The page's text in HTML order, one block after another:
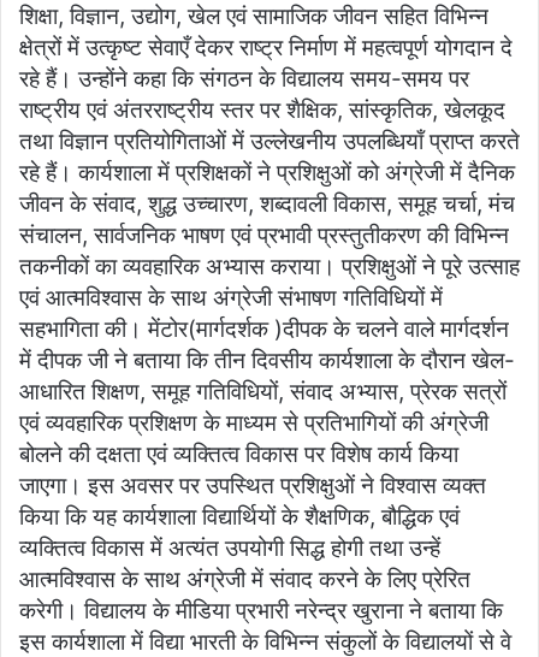
शिक्षा, विज्ञान, उद्योग, खेल एवं सामाजिक जीवन सहित विभिन्न
क्षेत्रों में उत्कृष्ट सेवाएँ देकर राष्ट्र निर्माण में महत्वपूर्ण योगदान दे
रहे हैं। उन्होंने कहा कि संगठन के विद्यालय समय-समय पर
राष्ट्रीय एवं अंतरराष्ट्रीय स्तर पर शैक्षिक, सांस्कृतिक, खेलकूद
तथा विज्ञान प्रतियोगिताओं में उल्लेखनीय उपलब्धियाँ प्राप्त करते
रहे हैं। कार्यशाला में प्रशिक्षकों ने प्रशिक्षुओं को अंग्रेजी में दैनिक
जीवन के संवाद, शुद्ध उच्चारण, शब्दावली विकास, समूह चर्चा, मंच
संचालन, सार्वजनिक भाषण एवं प्रभावी प्रस्तुतीकरण की विभिन्न
तकनीकों का व्यवहारिक अभ्यास कराया। प्रशिक्षुओं ने पूरे उत्साह
एवं आत्मविश्वास के साथ अंग्रेजी संभाषण गतिविधियों में
सहभागिता की। मेंटोर(मार्गदर्शक )दीपक के चलने वाले मार्गदर्शन
में दीपक जी ने बताया कि तीन दिवसीय कार्यशाला के दौरान खेल-
आधारित शिक्षण, समूह गतिविधियों, संवाद अभ्यास, प्रेरक सत्रों
एवं व्यवहारिक प्रशिक्षण के माध्यम से प्रतिभागियों की अंग्रेजी
बोलने की दक्षता एवं व्यक्तित्व विकास पर विशेष कार्य किया
जाएगा। इस अवसर पर उपस्थित प्रशिक्षुओं ने विश्वास व्यक्त
किया कि यह कार्यशाला विद्यार्थियों के शैक्षणिक, बौद्धिक एवं
व्यक्तित्व विकास में अत्यंत उपयोगी सिद्ध होगी तथा उन्हें
आत्मविश्वास के साथ अंग्रेजी में संवाद करने के लिए प्रेरित
करेगी। विद्यालय के मीडिया प्रभारी नरेन्द्र खुराना ने बताया कि
इस कार्यशाला में विद्या भारती के विभिन्न संकुलों के विद्यालयों से वे